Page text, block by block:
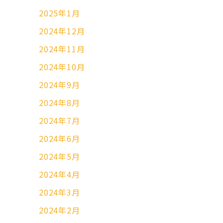
2025年1月
2024年12月
2024年11月
2024年10月
2024年9月
2024年8月
2024年7月
2024年6月
2024年5月
2024年4月
2024年3月
2024年2月